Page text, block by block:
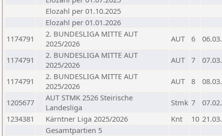
Elozahl per 01.10.2025
Elozahl per 01.01.2026
1174791
2. BUNDESLIGA MITTE AUT
2025/2026
AUT 6
1174791
2. BUNDESLIGA MITTE AUT
2025/2026
AUT 7
1174791
2. BUNDESLIGA MITTE AUT
2025/2026
AUT 8
1205677
AUT STMK 2526 Steirische
Landesliga
Stmk 7
1234381
Kärntner Liga 2025/2026 Knt 10
Gesamtpartien 5